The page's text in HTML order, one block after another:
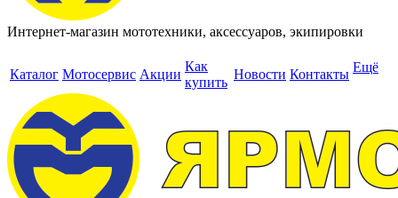
Интернет-магазин мототехники, аксессуаров, экипировки
Каталог Мотосервис Акции
Как
купить
Новости Контакты Ещё